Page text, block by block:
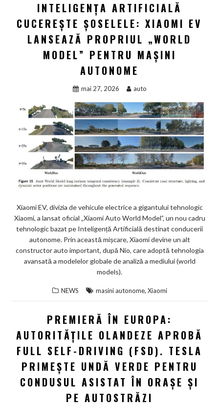
INTELIGENȚA ARTIFICIALĂ
CUCEREȘTE ȘOSELELE: XIAOMI EV
LANSEAZĂ PROPRIUL „WORLD
MODEL” PENTRU MAȘINI
AUTONOME
mai 27, 2026 auto
Xiaomi EV, divizia de vehicule electrice a gigantului tehnologic
Xiaomi, a lansat oficial „Xiaomi Auto World Model”, un nou cadru
tehnologic bazat pe Inteligență Artificială destinat conducerii
autonome. Prin această mișcare, Xiaomi devine un alt
constructor auto important, după Nio, care adoptă tehnologia
avansată a modelelor globale de analiză a mediului (world
models).
NEWS masini autonome, Xiaomi
PREMIERĂ ÎN EUROPA:
AUTORITĂȚILE OLANDEZE APROBĂ
FULL SELF-DRIVING (FSD). TESLA
PRIMEȘTE UNDĂ VERDE PENTRU
CONDUSUL ASISTAT ÎN ORAȘE ȘI
PE AUTOSTRĂZI